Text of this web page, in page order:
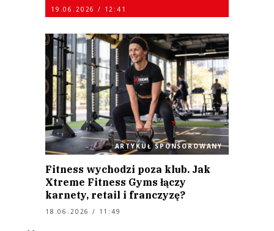
19.06.2026 / 12:41
ARTYKUŁ SPONSOROWANY
Fitness wychodzi poza klub. Jak
Xtreme Fitness Gyms łączy
karnety, retail i franczyzę?
18.06.2026 / 11:49